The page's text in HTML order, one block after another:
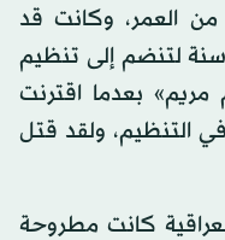
لا تتجاوز الـ16 عاما من العمر، وكانت قد
لتنضم إلى تنظيم
بعدما اقترنت
في التنظيم، ولقد قتل
كانت مطروحة